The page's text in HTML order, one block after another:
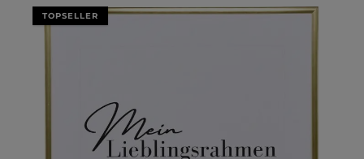
Bildergalerie überspringen
TOPSELLER